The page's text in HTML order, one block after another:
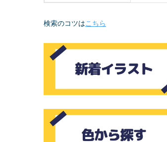
検索のコツはこちら